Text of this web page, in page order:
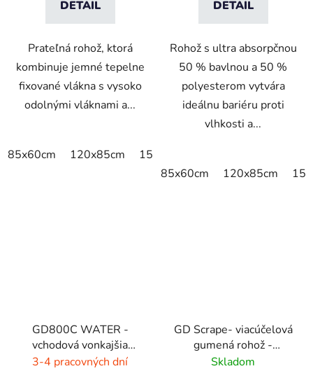
DETAIL
Prateľná rohož, ktorá
kombinuje jemné tepelne
fixované vlákna s vysoko
odolnými vláknami a...
85x60cm 120x85cm 150x85cm
DETAIL
Rohož s ultra absorpčnou
50 % bavlnou a 50 %
polyesterom vytvára
ideálnu bariéru proti
vlhkosti a...
85x60cm 120x85cm
GD800C WATER -
vchodová vonkajšia
rohož - hnedá - čierna
3-4 pracovných dní
GD Scrape- viacúčelová
gumená rohož -
interiér/exteriér
Skladom